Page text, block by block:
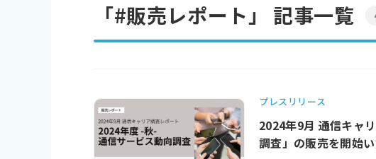
「#販売レポート」 記事一覧
プレスリリース
2024年9月 通信キャ
調査」の販売を開始い